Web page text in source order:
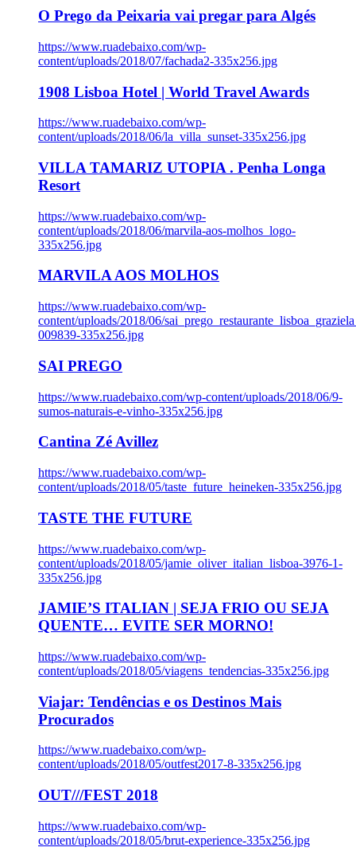
O Prego da Peixaria vai pregar para Algés
https://www.ruadebaixo.com/wp-
content/uploads/2018/07/fachada2-335x256.jpg
1908 Lisboa Hotel | World Travel Awards
https://www.ruadebaixo.com/wp-
content/uploads/2018/06/la_villa_sunset-335x256.jpg
VILLA TAMARIZ UTOPIA . Penha Longa
Resort
https://www.ruadebaixo.com/wp-
content/uploads/2018/06/marvila-aos-molhos_logo-
335x256.jpg
MARVILA AOS MOLHOS
https://www.ruadebaixo.com/wp-
content/uploads/2018/06/
009839-335x256.jpg
SAI PREGO
https://www.ruadebaixo.com/wp-content/uploads/2018/06/9-
sumos-naturais-e-vinho-335x256.jpg
Cantina Zé Avillez
https://www.ruadebaixo.com/wp-
content/uploads/2018/05/taste_future_heineken-335x256.jpg
TASTE THE FUTURE
https://www.ruadebaixo.com/wp-
content/uploads/2018/05/jamie_oliver_italian_lisboa-3976-1-
335x256.jpg
JAMIE’S ITALIAN | SEJA FRIO OU SEJA
QUENTE… EVITE SER MORNO!
https://www.ruadebaixo.com/wp-
content/uploads/2018/05/viagens_tendencias-335x256.jpg
Viajar: Tendências e os Destinos Mais
Procurados
https://www.ruadebaixo.com/wp-
content/uploads/2018/05/outfest2017-8-335x256.jpg
OUT///FEST 2018
https://www.ruadebaixo.com/wp-
content/uploads/2018/05/brut-experience-335x256.jpg